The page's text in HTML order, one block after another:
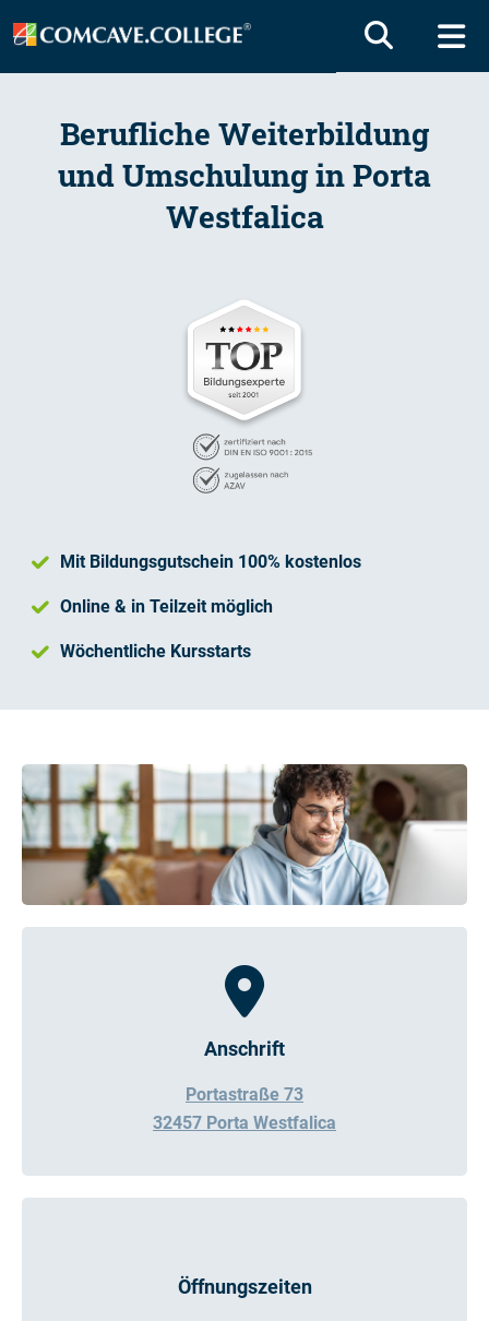
Berufliche Weiterbildung
und Umschulung in Porta
Westfalica
Mit Bildungsgutschein 100% kostenlos
Online & in Teilzeit möglich
Wöchentliche Kursstarts
Anschrift
Portastraße 73
32457 Porta Westfalica
Öffnungszeiten